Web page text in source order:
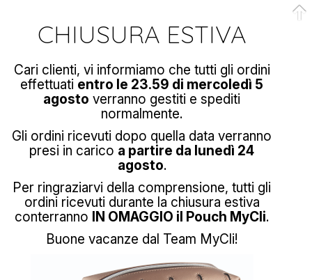
CHIUSURA ESTIVA
Cari clienti, vi informiamo che tutti gli ordini
effettuati entro le 23.59 di mercoledì 5
agosto verranno gestiti e spediti
normalmente.
Gli ordini ricevuti dopo quella data verranno
presi in carico a partire da lunedì 24
agosto.
Per ringraziarvi della comprensione, tutti gli
ordini ricevuti durante la chiusura estiva
conterranno IN OMAGGIO il Pouch MyCli.
Buone vacanze dal Team MyCli!